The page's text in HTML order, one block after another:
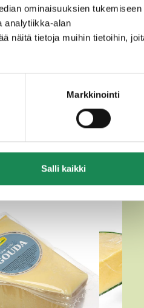
ominaisuuksien tukemiseen
analytiikka-alan
näitä tietoja muihin tietoihin,
Markkinointi
Salli kaikki
suola.